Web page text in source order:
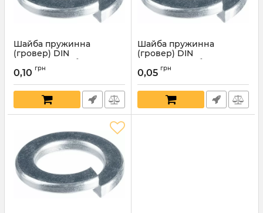
Шайба пружинна
(гровер) DIN
127.Покриття: білий цинк.
М 6мм
Артикул: 5094
0,10 грн
Шайба пружинна
(гровер) DIN
127.Покриття: білий цинк.
М 5мм
Артикул: 5093
0,05 грн